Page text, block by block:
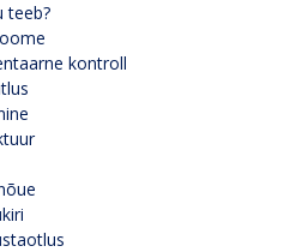
teeb?
kontroll